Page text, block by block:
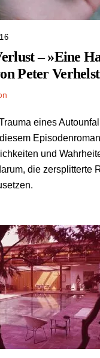
– »Eine
Peter Verhelst
eines
und
die zersplitterte